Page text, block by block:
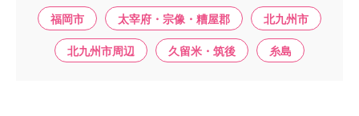
福岡市 太宰府・宗像・糟屋郡 北九州市
北九州市周辺 久留米・筑後 糸島